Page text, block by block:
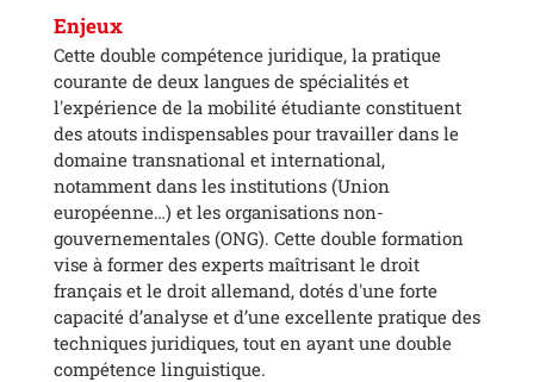
Enjeux
Cette double compétence juridique, la pratique
courante de deux langues de spécialités et
l'expérience de la mobilité étudiante constituent
des atouts indispensables pour travailler dans le
domaine transnational et international,
notamment dans les institutions (Union
européenne…) et les organisations non-
gouvernementales (ONG). Cette double formation
vise à former des experts maîtrisant le droit
français et le droit allemand, dotés d'une forte
capacité d’analyse et d’une excellente pratique des
techniques juridiques, tout en ayant une double
compétence linguistique.